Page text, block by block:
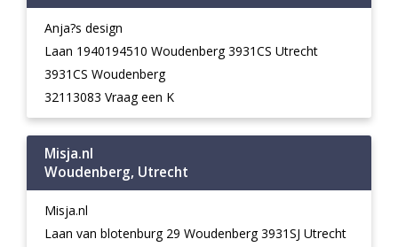
Anja?s design
Laan 1940194510 Woudenberg 3931CS Utrecht
3931CS Woudenberg
32113083 Vraag een K
Misja.nl
Woudenberg, Utrecht
Misja.nl
Laan van blotenburg 29 Woudenberg 3931SJ Utrecht